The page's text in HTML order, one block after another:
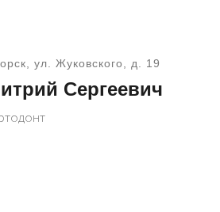
ул. Жуковского, д. 19
Сергеевич